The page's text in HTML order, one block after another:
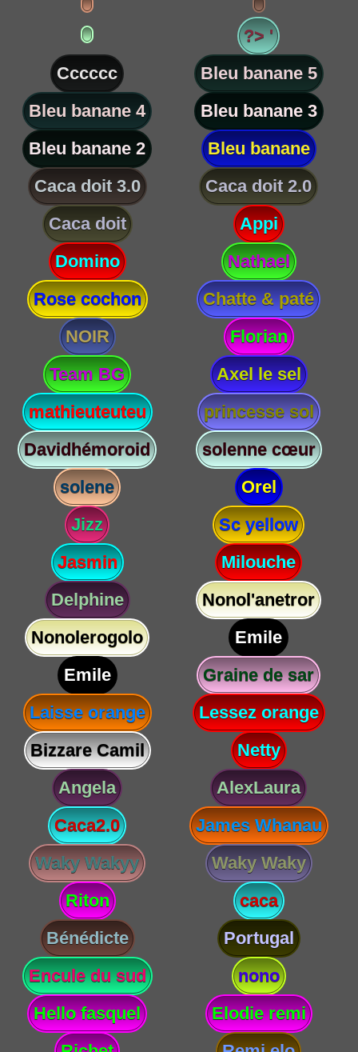
?> '
Cccccc
Bleu banane 5
Bleu banane 4
Bleu banane 3
Bleu banane 2
Bleu banane
Caca doit 3.0
Caca doit 2.0
Caca doit
Appi
Domino
Nathael
Rose cochon
Chatte & paté
NOIR
Florian
Team BG
Axel le sel
mathieuteuteu
princesse sol
Davidhémoroid
solenne cœur
solene
Orel
Jizz
Sc yellow
Jasmin
Milouche
Delphine
Nonol'anetror
Nonolerogolo
Emile
Emile
Graine de sar
Laisse orange
Lessez orange
Bizzare Camil
Netty
Angela
AlexLaura
Caca2.0
James Whanau
Waky Wakyy
Waky Waky
Riton
caca
Bénédicte
Portugal
Encule du sud
nono
Hello fasquel
Elodie remi